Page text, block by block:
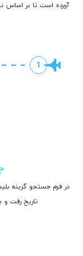
آورده است تا بر اساس
1
در فرم جستجو گزینه
تاریخ رفت